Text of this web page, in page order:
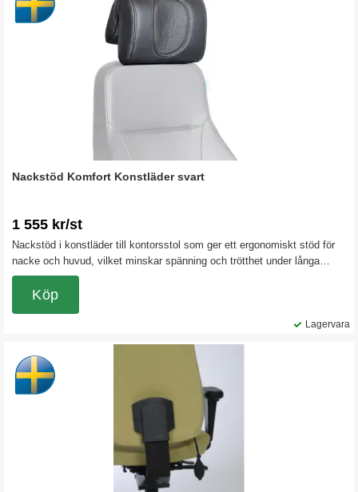
Nackstöd Komfort Konstläder svart
1 555 kr/st
Nackstöd i konstläder till kontorsstol som ger ett ergonomiskt stöd för
nacke och huvud, vilket minskar spänning och trötthet under långa
arbetsdagar. Nackstödet är justerbart i både höjd och vinkel för att
passa din arbetsställning optimalt. Passar till bevakningsstol 852 24h
och till 9080 24h/9080 24h HD.
Lagervara
Köp